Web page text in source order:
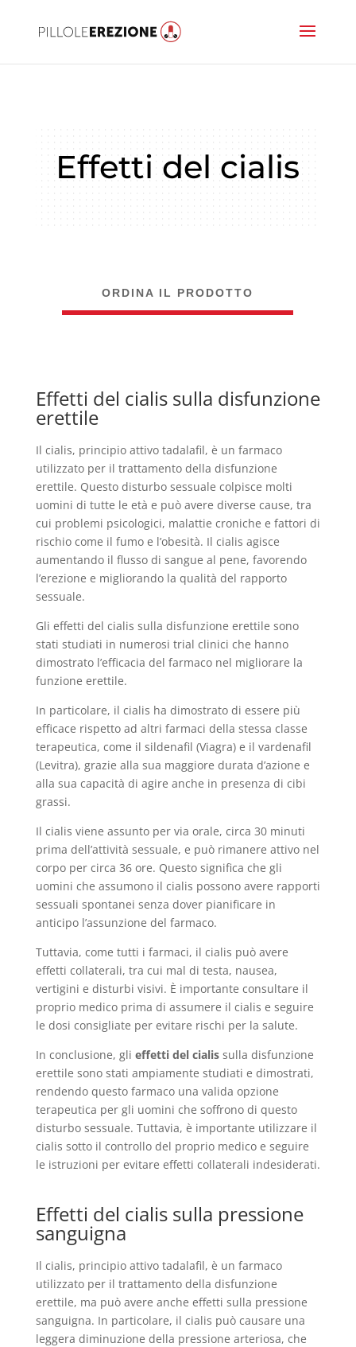
Effetti del cialis
ORDINA IL PRODOTTO
Effetti del cialis sulla disfunzione
erettile
Il cialis, principio attivo tadalafil, è un farmaco
utilizzato per il trattamento della disfunzione
erettile. Questo disturbo sessuale colpisce molti
uomini di tutte le età e può avere diverse cause, tra
cui problemi psicologici, malattie croniche e fattori di
rischio come il fumo e l’obesità. Il cialis agisce
aumentando il flusso di sangue al pene, favorendo
l’erezione e migliorando la qualità del rapporto
sessuale.
Gli effetti del cialis sulla disfunzione erettile sono
stati studiati in numerosi trial clinici che hanno
dimostrato l’efficacia del farmaco nel migliorare la
funzione erettile.
In particolare, il cialis ha dimostrato di essere più
efficace rispetto ad altri farmaci della stessa classe
terapeutica, come il sildenafil (Viagra) e il vardenafil
(Levitra), grazie alla sua maggiore durata d’azione e
alla sua capacità di agire anche in presenza di cibi
grassi.
Il cialis viene assunto per via orale, circa 30 minuti
prima dell’attività sessuale, e può rimanere attivo nel
corpo per circa 36 ore. Questo significa che gli
uomini che assumono il cialis possono avere rapporti
sessuali spontanei senza dover pianificare in
anticipo l’assunzione del farmaco.
Tuttavia, come tutti i farmaci, il cialis può avere
effetti collaterali, tra cui mal di testa, nausea,
vertigini e disturbi visivi. È importante consultare il
proprio medico prima di assumere il cialis e seguire
le dosi consigliate per evitare rischi per la salute.
In conclusione, gli effetti del cialissulla disfunzione
erettile sono stati ampiamente studiati e dimostrati,
rendendo questo farmaco una valida opzione
terapeutica per gli uomini che soffrono di questo
disturbo sessuale. Tuttavia, è importante utilizzare il
cialis sotto il controllo del proprio medico e seguire
le istruzioni per evitare effetti collaterali indesiderati.
Effetti del cialis sulla pressione
sanguigna
Il cialis, principio attivo tadalafil, è un farmaco
utilizzato per il trattamento della disfunzione
erettile, ma può avere anche effetti sulla pressione
sanguigna. In particolare, il cialis può causare una
leggera diminuzione della pressione arteriosa, che